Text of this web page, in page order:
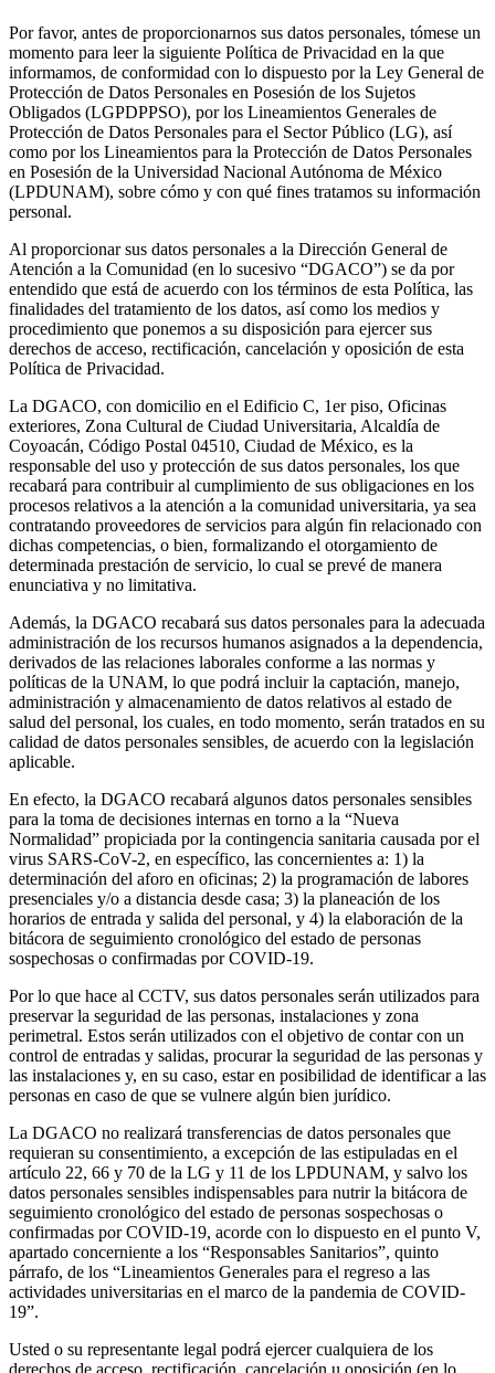
Por favor, antes de proporcionarnos sus datos personales, tómese un
momento para leer la siguiente Política de Privacidad en la que
informamos, de conformidad con lo dispuesto por la Ley General de
Protección de Datos Personales en Posesión de los Sujetos
Obligados (LGPDPPSO), por los Lineamientos Generales de
Protección de Datos Personales para el Sector Público (LG), así
como por los Lineamientos para la Protección de Datos Personales
en Posesión de la Universidad Nacional Autónoma de México
(LPDUNAM), sobre cómo y con qué fines tratamos su información
personal.
Al proporcionar sus datos personales a la Dirección General de
Atención a la Comunidad (en lo sucesivo “DGACO”) se da por
entendido que está de acuerdo con los términos de esta Política, las
finalidades del tratamiento de los datos, así como los medios y
procedimiento que ponemos a su disposición para ejercer sus
derechos de acceso, rectificación, cancelación y oposición de esta
Política de Privacidad.
La DGACO, con domicilio en el Edificio C, 1er piso, Oficinas
exteriores, Zona Cultural de Ciudad Universitaria, Alcaldía de
Coyoacán, Código Postal 04510, Ciudad de México, es la
responsable del uso y protección de sus datos personales, los que
recabará para contribuir al cumplimiento de sus obligaciones en los
procesos relativos a la atención a la comunidad universitaria, ya sea
contratando proveedores de servicios para algún fin relacionado con
dichas competencias, o bien, formalizando el otorgamiento de
determinada prestación de servicio, lo cual se prevé de manera
enunciativa y no limitativa.
Además, la DGACO recabará sus datos personales para la adecuada
administración de los recursos humanos asignados a la dependencia,
derivados de las relaciones laborales conforme a las normas y
políticas de la UNAM, lo que podrá incluir la captación, manejo,
administración y almacenamiento de datos relativos al estado de
salud del personal, los cuales, en todo momento, serán tratados en su
calidad de datos personales sensibles, de acuerdo con la legislación
aplicable.
En efecto, la DGACO recabará algunos datos personales sensibles
para la toma de decisiones internas en torno a la “Nueva
Normalidad” propiciada por la contingencia sanitaria causada por el
virus SARS-CoV-2, en específico, las concernientes a: 1) la
determinación del aforo en oficinas; 2) la programación de labores
presenciales y/o a distancia desde casa; 3) la planeación de los
horarios de entrada y salida del personal, y 4) la elaboración de la
bitácora de seguimiento cronológico del estado de personas
sospechosas o confirmadas por COVID-19.
Por lo que hace al CCTV, sus datos personales serán utilizados para
preservar la seguridad de las personas, instalaciones y zona
perimetral. Estos serán utilizados con el objetivo de contar con un
control de entradas y salidas, procurar la seguridad de las personas y
las instalaciones y, en su caso, estar en posibilidad de identificar a las
personas en caso de que se vulnere algún bien jurídico.
La DGACO no realizará transferencias de datos personales que
requieran su consentimiento, a excepción de las estipuladas en el
artículo 22, 66 y 70 de la LG y 11 de los LPDUNAM, y salvo los
datos personales sensibles indispensables para nutrir la bitácora de
seguimiento cronológico del estado de personas sospechosas o
confirmadas por COVID-19, acorde con lo dispuesto en el punto V,
apartado concerniente a los “Responsables Sanitarios”, quinto
párrafo, de los “Lineamientos Generales para el regreso a las
actividades universitarias en el marco de la pandemia de COVID-
19”.
Usted o su representante legal podrá ejercer cualquiera de los